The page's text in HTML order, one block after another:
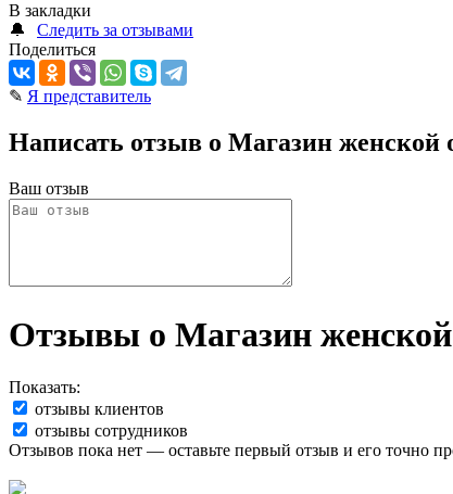
В закладки
🔔
Следить за отзывами
Поделиться
✎ Я представитель
Написать отзыв о Магазин женской
Ваш отзыв
Отзывы о Магазин женской
Показать:
отзывы клиентов
отзывы сотрудников
Отзывов пока нет — оставьте первый отзыв и его точно